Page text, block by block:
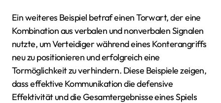
Ein weiteres Beispiel betraf einen Torwart, der eine
Kombination aus verbalen und nonverbalen Signalen
nutzte, um Verteidiger während eines Konterangriffs
neu zu positionieren und erfolgreich eine
Tormöglichkeit zu verhindern. Diese Beispiele zeigen,
dass effektive Kommunikation die defensive
Effektivität und die Gesamtergebnisse eines Spiels